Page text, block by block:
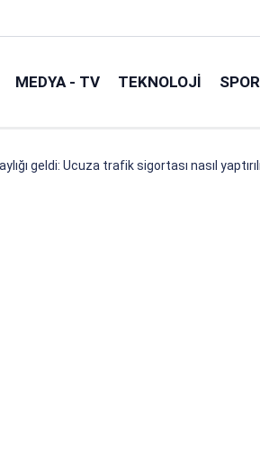
MEDYA - TV TEKNOLOJI SPOR
geldi: Ucuza trafik sigortası nasıl